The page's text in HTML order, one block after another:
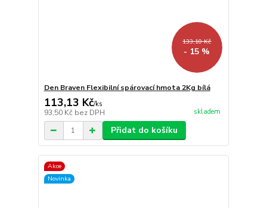
133,10 Kč
- 15 %
Den Braven Flexibilní spárovací hmota 2Kg bílá
113,13 Kč/ks
93,50 Kč bez DPH skladem
Přidat do košíku
Akce
Novinka